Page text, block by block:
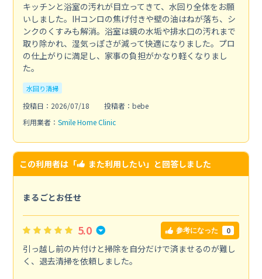
キッチンと浴室の汚れが目立ってきて、水回り全体をお願
いしました。IHコンロの焦げ付きや壁の油はねが落ち、シ
ンクのくすみも解消。浴室は鏡の水垢や排水口の汚れまで
取り除かれ、湿気っぽさが減って快適になりました。プロ
の仕上がりに満足し、家事の負担がかなり軽くなりまし
た。
水回り清掃
投稿日：2026/07/18
投稿者：bebe
利用業者： Smile Home Clinic
この利用者は「 また利用したい」と回答しました
まるごとお任せ
5.0 参考になった 0
引っ越し前の片付けと掃除を自分だけで済ませるのが難し
く、退去清掃を依頼しました。